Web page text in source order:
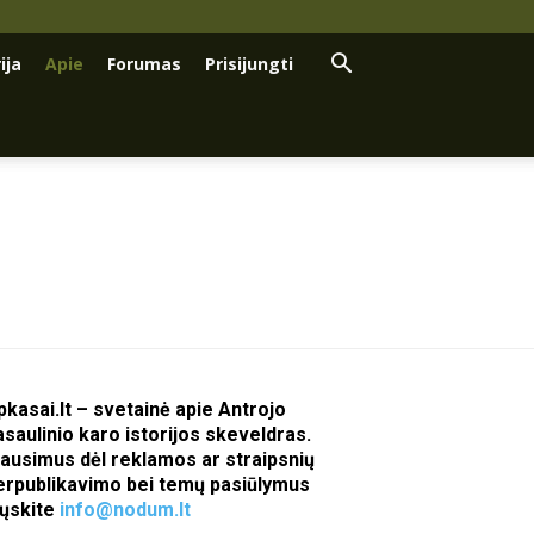
Apie Forumas Prisijungti
– svetainė apie Antrojo
karo istorijos skeveldras.
dėl reklamos ar straipsnių
bei temų pasiūlymus
info@nodum.lt